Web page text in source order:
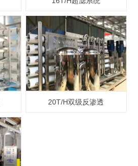
20T/H双级反渗透